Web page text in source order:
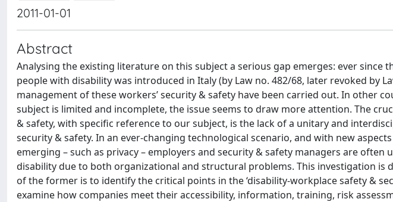
2011-01-01
Abstract
Analysing the existing literature on this subject a serious gap emerges: ever since
people with disability was introduced in Italy (by Law no. 482/68, later revoked by
management of these workers’ security & safety have been carried out. In other
subject is limited and incomplete, the issue seems to draw more attention. The
& safety, with specific reference to our subject, is the lack of a unitary and
security & safety. In an ever-changing technological scenario, and with new
emerging – such as privacy – employers and security & safety managers are
disability due to both organizational and structural problems. This investigation is
of the former is to identify the critical points in the ‘disability-workplace safety &
examine how companies meet their accessibility, information, training, risk